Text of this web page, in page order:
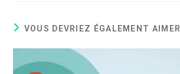
VOUS DEVRIEZ ÉGALEMENT AIMER